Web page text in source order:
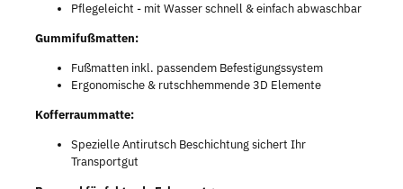
Pflegeleicht - mit Wasser schnell & einfach abwaschbar
Gummifußmatten:
Fußmatten inkl. passendem Befestigungssystem
Ergonomische & rutschhemmende 3D Elemente
Kofferraummatte:
Spezielle Antirutsch Beschichtung sichert Ihr
Transportgut